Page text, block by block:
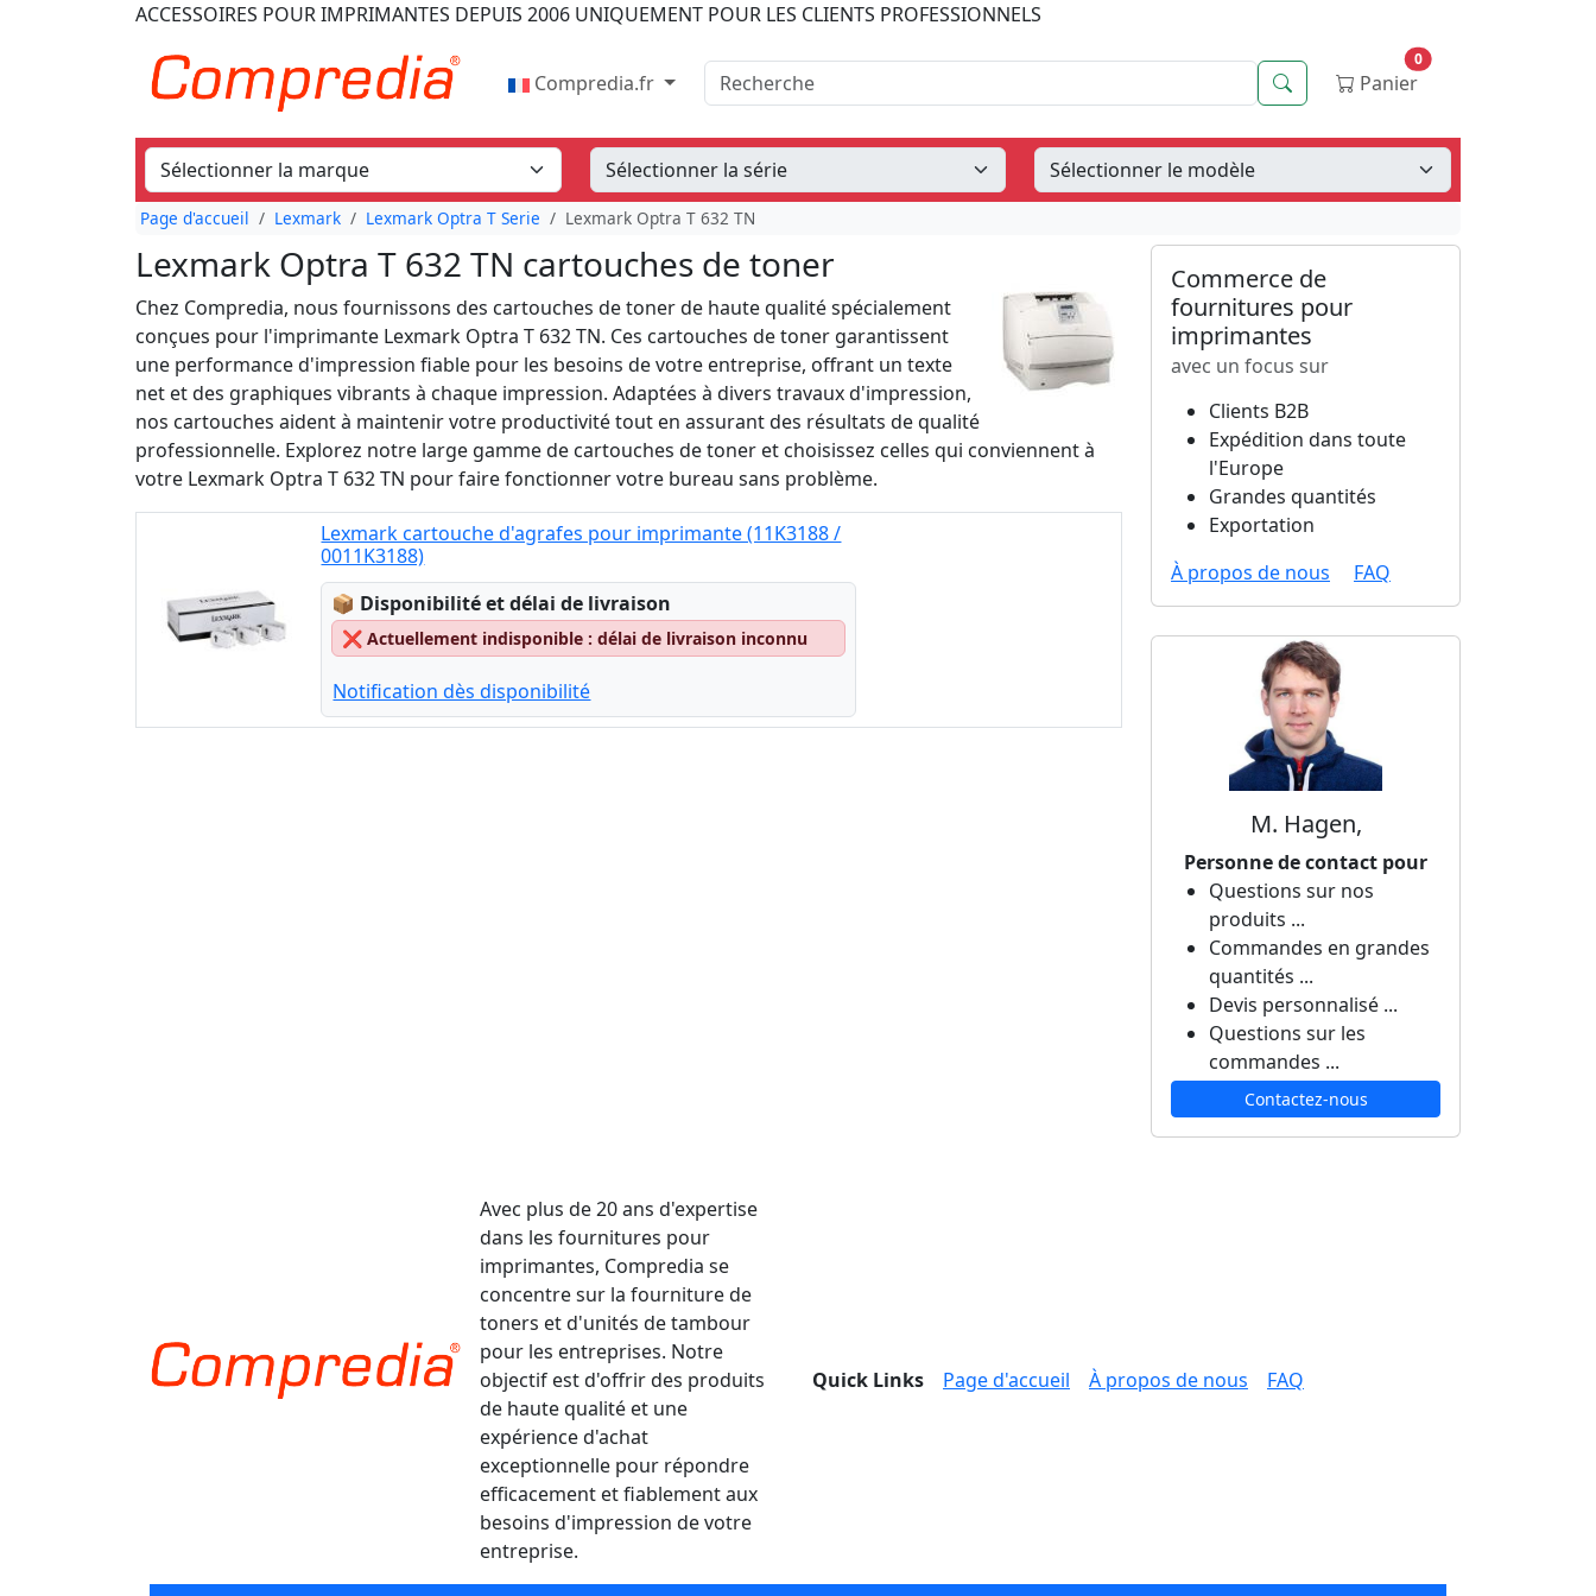
ACCESSOIRES POUR IMPRIMANTES DEPUIS 2006 UNIQUEMENT POUR LES CLIENTS PROFESSIONNELS
Compredia.fr Recherche RecherchePanier
0
Page d'accueil Lexmark Lexmark Optra T Serie Lexmark Optra T 632 TN
Lexmark Optra T 632 TN cartouches de toner
Chez Compredia, nous fournissons des cartouches de toner de haute qualité spécialement
conçues pour l'imprimante Lexmark Optra T 632 TN. Ces cartouches de toner garantissent
une performance d'impression fiable pour les besoins de votre entreprise, offrant un texte
net et des graphiques vibrants à chaque impression. Adaptées à divers travaux d'impression,
nos cartouches aident à maintenir votre productivité tout en assurant des résultats de qualité
professionnelle. Explorez notre large gamme de cartouches de toner et choisissez celles qui conviennent à
votre Lexmark Optra T 632 TN pour faire fonctionner votre bureau sans problème.
Lexmark cartouche d'agrafes pour imprimante (11K3188 /
0011K3188)
📦 Lagerstatus:
Disponibilité et délai de livraison
❌ Actuellement indisponible : délai de livraison inconnu
Notification dès disponibilité
Commerce de
fournitures pour
imprimantes
avec un focus sur
Clients B2B
Expédition dans toute
l'Europe
Grandes quantités
Exportation
À propos de nous
FAQ
M. Hagen,
Personne de contact pour
Questions sur nos
produits ...
Commandes en grandes
quantités ...
Devis personnalisé ...
Questions sur les
commandes ...
Contactez-nous
Avec plus de 20 ans d'expertise
dans les fournitures pour
imprimantes, Compredia se
concentre sur la fourniture de
toners et d'unités de tambour
pour les entreprises. Notre
objectif est d'offrir des produits
de haute qualité et une
expérience d'achat
exceptionnelle pour répondre
efficacement et fiablement aux
besoins d'impression de votre
entreprise.
Quick Links Page d'accueil À propos de nous FAQ